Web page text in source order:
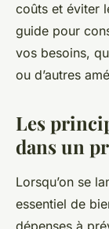
coûts et éviter
guide pour
vos besoins,
ou d’autres
Les
dans un
Lorsqu’on se
essentiel de